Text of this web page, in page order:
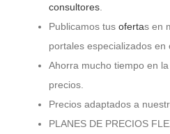
consultores
Publicamos tus ofertas en
portales especializados en
Ahorra mucho tiempo en
precios.
Precios adaptados a
PLANES DE PRECIOS